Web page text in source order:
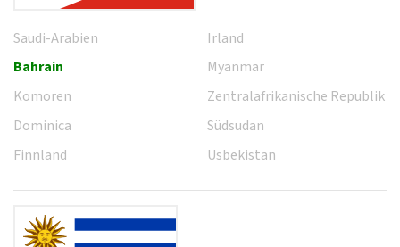
Saudi-Arabien
Bahrain
Komoren
Dominica
Finnland
Irland
Myanmar
Zentralafrikanische Republik
Südsudan
Usbekistan